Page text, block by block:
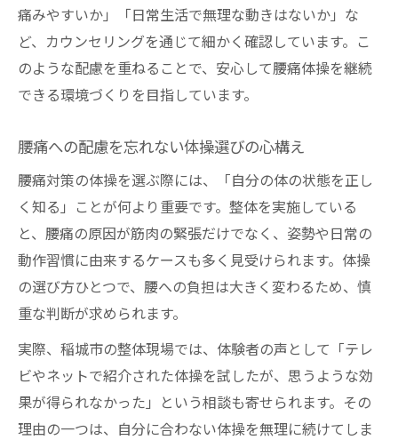
痛みやすいか」「日常生活で無理な動きはないか」な
ど、カウンセリングを通じて細かく確認しています。こ
のような配慮を重ねることで、安心して腰痛体操を継続
できる環境づくりを目指しています。
腰痛への配慮を忘れない体操選びの心構え
腰痛対策の体操を選ぶ際には、「自分の体の状態を正し
く知る」ことが何より重要です。整体を実施している
と、腰痛の原因が筋肉の緊張だけでなく、姿勢や日常の
動作習慣に由来するケースも多く見受けられます。体操
の選び方ひとつで、腰への負担は大きく変わるため、慎
重な判断が求められます。
実際、稲城市の整体現場では、体験者の声として「テレ
ビやネットで紹介された体操を試したが、思うような効
果が得られなかった」という相談も寄せられます。その
理由の一つは、自分に合わない体操を無理に続けてしま